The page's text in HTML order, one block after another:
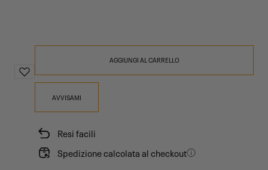
AGGIUNGI AL CARRELLO
AVVISAMI
Resi facili
Spedizione calcolata al checkout